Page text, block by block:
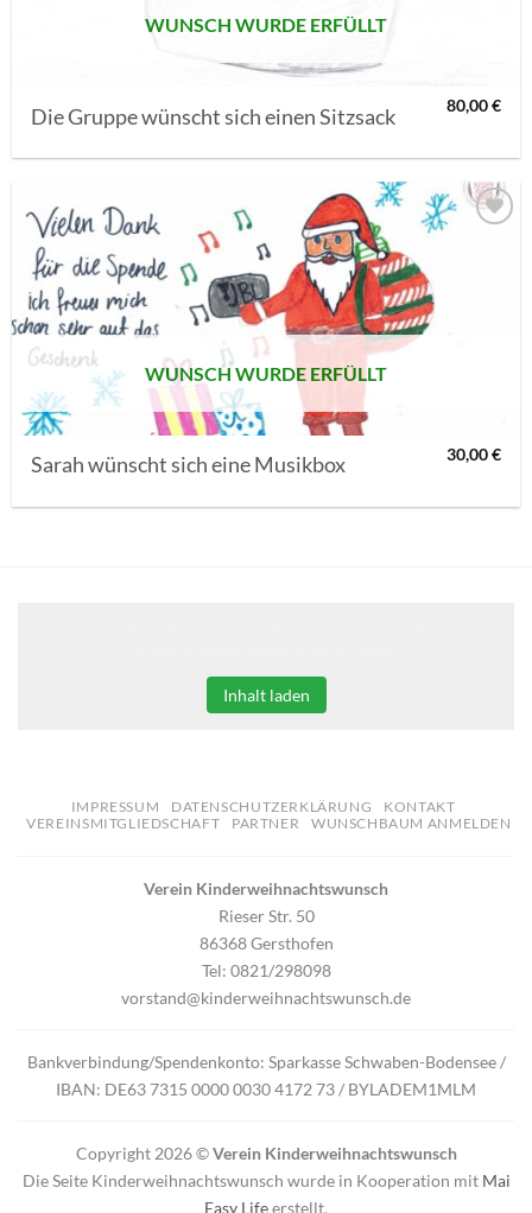
WUNSCH WURDE ERFÜLLT
Die Gruppe wünscht sich einen Sitzsack 80,00€
MERKLISTE
SETZEN
WUNSCH WURDE ERFÜLLT
Sarah wünscht sich eine Musikbox 30,00€
Inhalt laden
IMPRESSUM DATENSCHUTZERKLÄRUNG
KONTAKT
VEREINSMITGLIEDSCHAFT
PARTNER WUNSCHBAUM ANMELDEN
Verein Kinderweihnachtswunsch
Rieser Str. 50
86368 Gersthofen
Tel: 0821/298098
vorstand@kinderweihnachtswunsch.de
Bankverbindung/Spendenkonto: Sparkasse Schwaben-Bodensee /
IBAN: DE63 7315 0000 0030 4172 73 / BYLADEM1MLM
Copyright 2026 ©Verein Kinderweihnachtswunsch
Die Seite Kinderweihnachtswunsch wurde in Kooperation mit Mai
Easy Lifeerstellt.